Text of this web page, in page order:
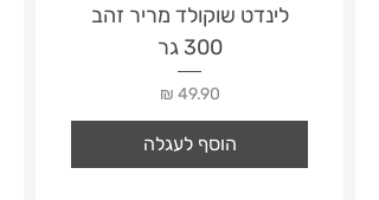
לינדט שוקולד מריר זהב
300 גר
מחיר
הוסף לעגלה